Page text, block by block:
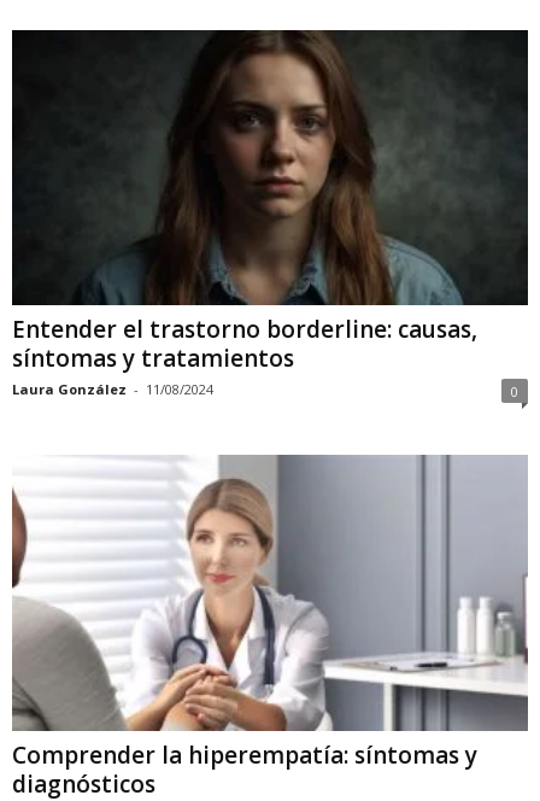
Entender el trastorno borderline: causas,
síntomas y tratamientos
Laura González - 11/08/2024 0
Comprender la hiperempatía: síntomas y
diagnósticos